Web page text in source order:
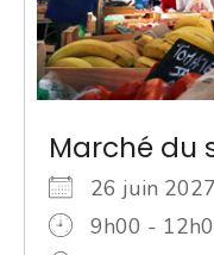
Marché du
26 juin
9h00 -